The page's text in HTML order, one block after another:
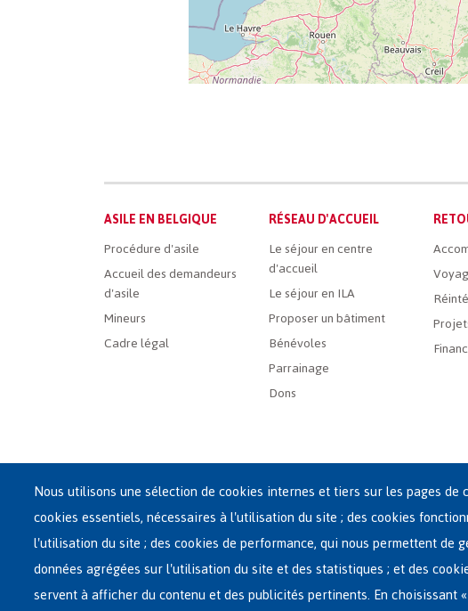
Main
French
Menu
ASILE EN BELGIQUE
Procédure d'asile
Accueil des demandeurs
d'asile
Mineurs
Cadre légal
RÉSEAU D'ACCUEIL
Le séjour en centre
d'accueil
Le séjour en ILA
Proposer un bâtiment
Bénévoles
Parrainage
Dons
Siège central de Fedasil
Rue des Chartreux 21 , 1000 Bruxelles
E-mail : info@fedasil.be • T : +32-(0)2-213 44 11 • F : +32-(0)2-213 44 22
Nous utilisons une sélection de cookies internes et tiers sur les pages de
cookies essentiels, nécessaires à l'utilisation du site ; des cookies
l'utilisation du site ; des cookies de performance, qui nous permettent de
données agrégées sur l'utilisation du site et des statistiques ; et des
servent à afficher du contenu et des publicités pertinents. En choisissant «